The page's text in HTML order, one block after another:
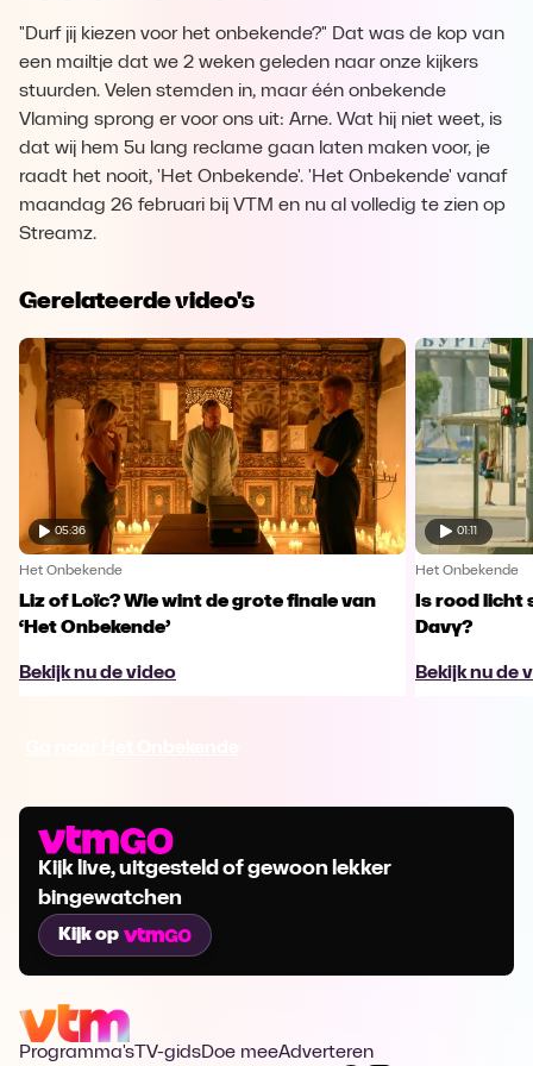
"Durf jij kiezen voor het onbekende?" Dat was de kop van
een mailtje dat we 2 weken geleden naar onze kijkers
stuurden. Velen stemden in, maar één onbekende
Vlaming sprong er voor ons uit: Arne. Wat hij niet weet, is
dat wij hem 5u lang reclame gaan laten maken voor, je
raadt het nooit, 'Het Onbekende'. 'Het Onbekende' vanaf
maandag 26 februari bij VTM en nu al volledig te zien op
Streamz.
Gerelateerde video's
05:36
Het Onbekende
Liz of Loïc? Wie wint de grote finale van
‘Het Onbekende’
Bekijk nu de video
01:11
Het Onbekende
Is rood licht
Davy?
Bekijk nu de
Kijk live, uitgesteld of gewoon lekker
bingewatchen
Kijk op
Programma's TV-gidsDoe meeAdverteren